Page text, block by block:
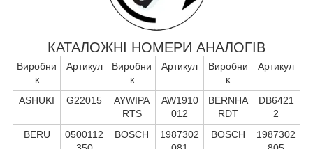
КАТАЛОЖНІ НОМЕРИ АНАЛОГІВ
Виробни
к
Артикул
Виробни
к
Артикул
Виробни
к
Артикул
ASHUKI G22015
AYWIPA
RTS
AW1910
012
BERNHA
RDT
DB6421
2
BERU
0500112
BOSCH
1987302
BOSCH
1987302